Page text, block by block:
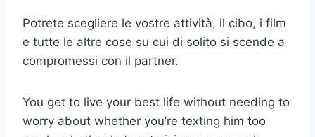
Potrete scegliere le vostre attività, il cibo, i film
e tutte le altre cose su cui di solito si scende a
compromessi con il partner.
You get to live your best life without needing to
worry about whether you’re texting him too